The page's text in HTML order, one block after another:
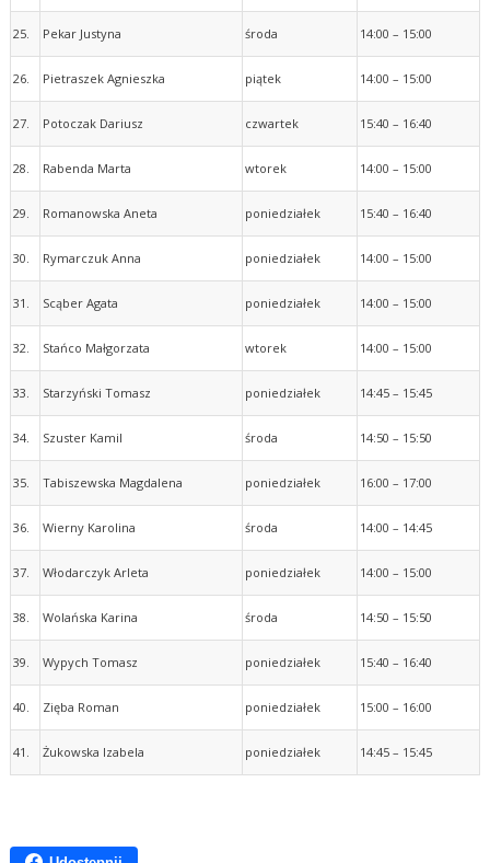
25. Pekar Justyna środa 14:00 – 15:00
26. Pietraszek Agnieszka piątek 14:00 – 15:00
27. Potoczak Dariusz czwartek 15:40 – 16:40
28. Rabenda Marta wtorek 14:00 – 15:00
29. Romanowska Aneta poniedziałek 15:40 – 16:40
30. Rymarczuk Anna poniedziałek 14:00 – 15:00
31. Scąber Agata poniedziałek 14:00 – 15:00
32. Stańco Małgorzata wtorek 14:00 – 15:00
33. Starzyński Tomasz poniedziałek 14:45 – 15:45
34. Szuster Kamil środa 14:50 – 15:50
35. Tabiszewska Magdalena poniedziałek 16:00 – 17:00
36. Wierny Karolina środa 14:00 – 14:45
37. Włodarczyk Arleta poniedziałek 14:00 – 15:00
38. Wolańska Karina środa 14:50 – 15:50
39. Wypych Tomasz poniedziałek 15:40 – 16:40
40. Zięba Roman poniedziałek 15:00 – 16:00
41. Żukowska Izabela poniedziałek 14:45 – 15:45